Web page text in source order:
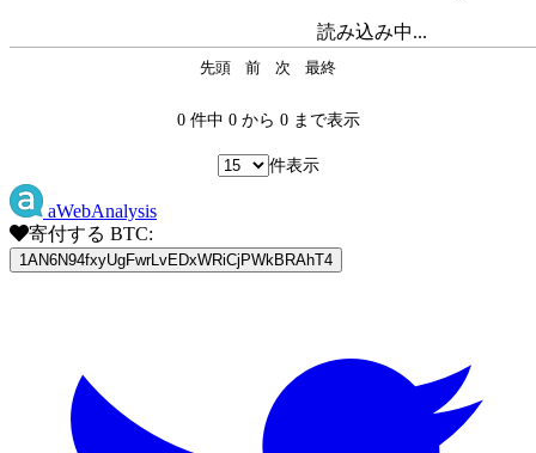
読み込み中...
0 件中 0 から 0 まで表示
件表示
先頭 前 次 最終
aWebAnalysis
寄付する BTC:
1AN6N94fxyUgFwrLvEDxWRiCjPWkBRAhT4